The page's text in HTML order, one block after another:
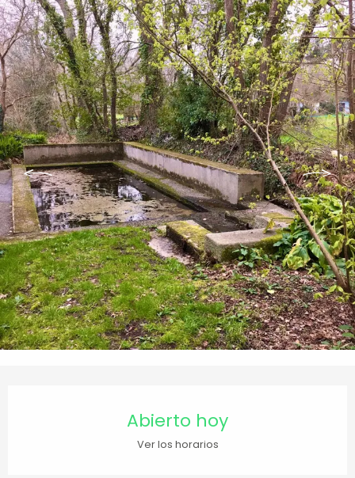
Abierto hoy
Ver los horarios